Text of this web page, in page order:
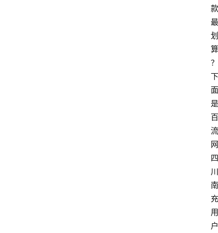
款
最
划
算
？
下
面
是
百
流
网
四
川
南
充
用
户